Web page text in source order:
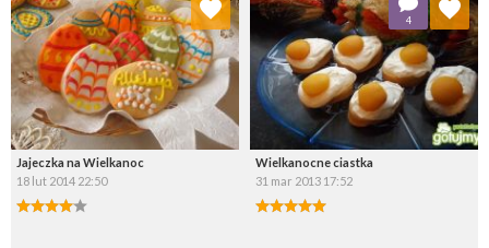
Jajeczka na Wielkanoc
18 lut 2014 22:50
Wybierz listę:
Wielkanocne ciastka
31 mar 2013 17:52
4
Wybierz listę: